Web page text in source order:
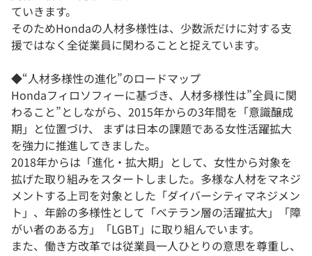
ていきます。
そのためHondaの人材多様性は、少数派だけに対する支
援ではなく全従業員に関わることと捉えています。
◆“人材多様性の進化”のロードマップ
Hondaフィロソフィーに基づき、人材多様性は”全員に関
わること”としながら、2015年からの3年間を「意識醸成
期」と位置づけ、 まずは日本の課題である女性活躍拡大
を強力に推進してきました。
2018年からは「進化・拡大期」として、女性から対象を
拡げた取り組みをスタートしました。多様な人材をマネジ
メントする上司を対象とした「ダイバーシティマネジメン
ト」、年齢の多様性として「ベテラン層の活躍拡大」「障
がい者のある方」「LGBT」に取り組んでいます。
また、働き方改革では従業員一人ひとりの意思を尊重し、